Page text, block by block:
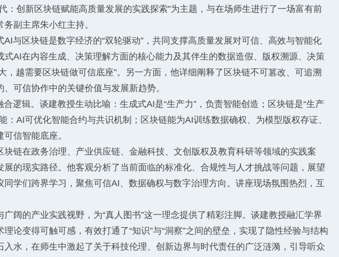
：创新区块链赋能高质量发展的实践探索”为主题，与在场师生进行了一场富有前
副主席朱小红主持。
与区块链是数字经济的“双轮驱动”，共同支撑高质量发展对可信、高效与智能化
AI在内容生成、决策理解方面的核心能力及其伴生的数据造假、版权溯源、决策
，越需要区块链做可信底座”。另一方面，他详细阐释了区块链不可篡改、可追溯
可信协作中的关键价值与发展新趋势。
逻辑。谈建教授生动比喻：生成式AI是“生产力”，负责智能创造；区块链是“生产
：AI可优化智能合约与共识机制；区块链能为AI训练数据确权、为模型版权存证、
信智能底座。
块链在政务治理、产业供应链、金融科技、文创版权及教育科研等领域的实践案
的现实路径。他客观分析了当前面临的标准化、合规性与人才挑战等问题，展望
学们跨界学习，聚焦可信AI、数据确权与数字治理方向。讲座现场氛围热烈，互
阔的产业实践视野，为“真人图书”这一理念提供了精彩注脚。谈建教授融汇学界
论变得可触可感，有效打通了“知识”与“洞察”之间的壁垒，实现了隐性经验与结构
水，在师生中激起了关于科技伦理、创新边界与时代责任的广泛涟漪，引导听众